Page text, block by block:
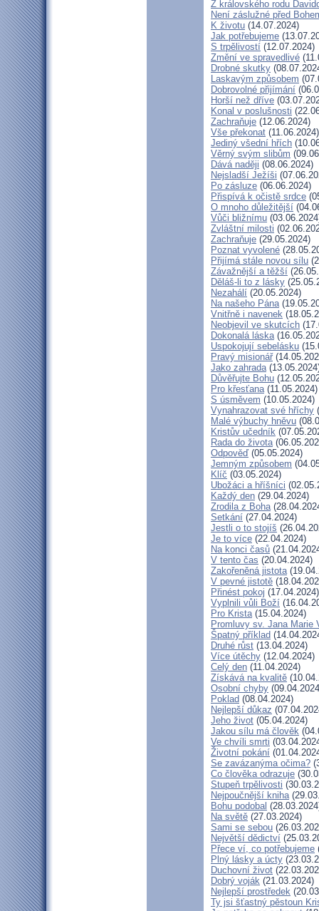
Z královského rodu
Není záslužné před
K životu (14.07.2024)
Jak potřebujeme
S trpělivostí (12.07.2024)
Změní ve spravedlivé
Drobné skutky
Laskavým způsobem
Dobrovolné přijímání
Horší než dříve
Konal v poslušnosti
Zachraňuje (12.06.2024)
Vše překonat (11.06.2024)
Jediný všední hřích
Věrný svým slibům
Dává naději (08.06.2024)
Nejsladší Ježíši
Po zásluze (06.06.2024)
Přispívá k očistě srdce
O mnoho důležitější
Vůči bližnímu
Zvláštní milosti
Zachraňuje (29.05.2024)
Poznat vyvolené
Přijímá stále novou sílu
Závažnější a těžší
Děláš-li to z lásky
Nezahálí (20.05.2024)
Na našeho Pána
Vnitřně i navenek
Neobjevil ve skutcích
Dokonalá láska
Uspokojují sebelásku
Pravý misionář
Jako zahrada
Důvěřujte Bohu
Pro křesťana(11.05.2024)
S úsměvem (10.05.2024)
Vynahrazovat své hříchy
Malé výbuchy hněvu
Kristův učedník
Rada do života
Odpověď (05.05.2024)
Jemným způsobem
Klíč (03.05.2024)
Ubožáci a hříšníci
Každý den (29.04.2024)
Zrodila z Boha
Setkání (27.04.2024)
Jestli o to stojíš
Je to více (22.04.2024)
Na konci časů
V tento čas (20.04.2024)
Zakořeněná jistota
V pevné jistotě
Přinést pokoj (17.04.2024)
Vyplnili vůli Boží
Pro Krista(15.04.2024)
Promluvy sv. Jana Marie
Špatný příklad
Druhé růst (13.04.2024)
Více útěchy (12.04.2024)
Celý den (11.04.2024)
Získává na kvalitě
Osobní chyby
Poklad (08.04.2024)
Nejlepší důkaz
Jeho život (05.04.2024)
Jakou sílu má člověk
Ve chvíli smrti
Životní pokání
Se zavázanýma očima?
Co člověka odrazuje
Stupeň trpělivosti
Nejpoučnější kniha
Bohu podobal
Na světě (27.03.2024)
Sami se sebou
Největší dědictví
Přece ví, co potřebujeme
Plný lásky a úcty
Duchovní život
Dobrý voják (21.03.2024)
Nejlepší prostředek
Ty jsi šťastný pěstoun